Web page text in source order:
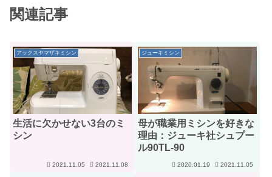
関連記事
アックスヤマザキミシン
生活に欠かせない3台のミ
シン
2021.11.05 2021.11.08
ジューキミシン
母が職業用ミシンを好きな
理由：ジューキ社シュプー
ル90TL-90
2020.01.19 2021.11.05